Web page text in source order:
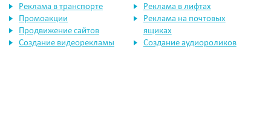
Реклама в транспорте
Промоакции
Продвижение сайтов
Создание видеорекламы
Реклама в лифтах
Реклама на почтовых
ящиках
Создание аудиороликов